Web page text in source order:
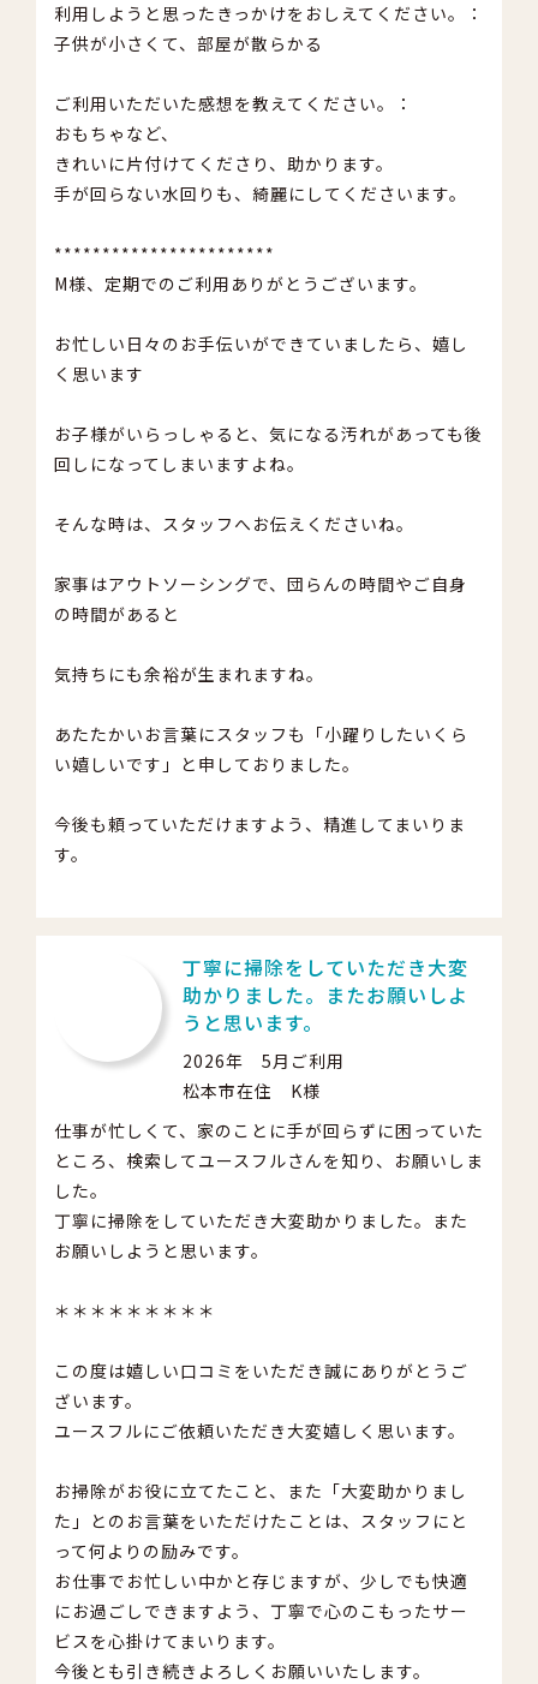
利用しようと思ったきっかけをおしえてください。：
子供が小さくて、部屋が散らかる
ご利用いただいた感想を教えてください。：
おもちゃなど、
きれいに片付けてくださり、助かります。
手が回らない水回りも、綺麗にしてくださいます。
***********************
M様、定期でのご利用ありがとうございます。
お忙しい日々のお手伝いができていましたら、嬉し
く思います
お子様がいらっしゃると、気になる汚れがあっても後
回しになってしまいますよね。
そんな時は、スタッフへお伝えくださいね。
家事はアウトソーシングで、団らんの時間やご自身
の時間があると
気持ちにも余裕が生まれますね。
あたたかいお言葉にスタッフも「小躍りしたいくら
い嬉しいです」と申しておりました。
今後も頼っていただけますよう、精進してまいりま
す。
丁寧に掃除をしていただき大変
助かりました。またお願いしよ
うと思います。
2026年 5月ご利用
松本市在住 K様
仕事が忙しくて、家のことに手が回らずに困っていた
ところ、検索してユースフルさんを知り、お願いしま
した。
丁寧に掃除をしていただき大変助かりました。また
お願いしようと思います。
＊＊＊＊＊＊＊＊＊
この度は嬉しい口コミをいただき誠にありがとうご
ざいます。
ユースフルにご依頼いただき大変嬉しく思います。
お掃除がお役に立てたこと、また「大変助かりまし
た」とのお言葉をいただけたことは、スタッフにと
って何よりの励みです。
お仕事でお忙しい中かと存じますが、少しでも快適
にお過ごしできますよう、丁寧で心のこもったサー
ビスを心掛けてまいります。
今後とも引き続きよろしくお願いいたします。